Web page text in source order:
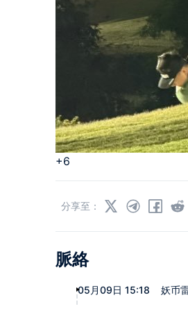
+6
分享至：
脈絡
05月09日 15:18 妖币